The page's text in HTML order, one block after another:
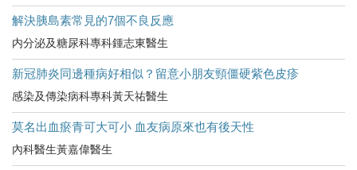
解決胰島素常見的7個不良反應
内分泌及糖尿科專科鍾志東醫生
新冠肺炎同邊種病好相似？留意小朋友頸僵硬紫色皮疹
感染及傳染病科專科黃天祐醫生
莫名出血瘀青可大可小 血友病原來也有後天性
內科醫生黃嘉偉醫生